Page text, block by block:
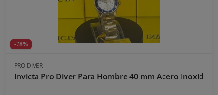
-78%
PRO DIVER
Invicta Pro Diver Para Hombre 40 mm Acero